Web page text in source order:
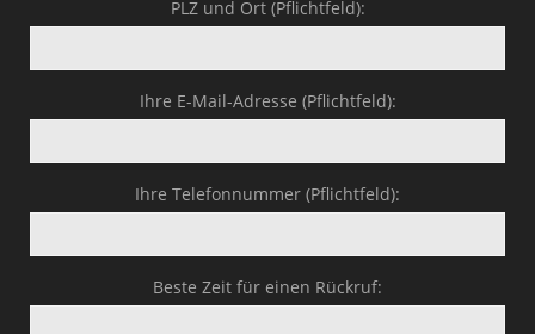
PLZ und Ort (Pflichtfeld):
Ihre E-Mail-Adresse (Pflichtfeld):
Ihre Telefonnummer (Pflichtfeld):
Beste Zeit für einen Rückruf: